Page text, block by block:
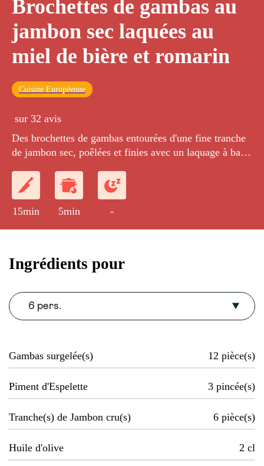
Brochettes de gambas au
jambon sec laquées au
miel de bière et romarin
Cuisine Européenne
sur 32 avis
Des brochettes de gambas entourées d'une fine tranche
de jambon sec, poêlées et finies avec un laquage à base
15min 5min -
Ingrédients pour
6 pers.
Gambas surgelée(s) 12 pièce(s)
Piment d'Espelette 3 pincée(s)
Tranche(s) de Jambon cru(s) 6 pièce(s)
Huile d'olive 2 cl